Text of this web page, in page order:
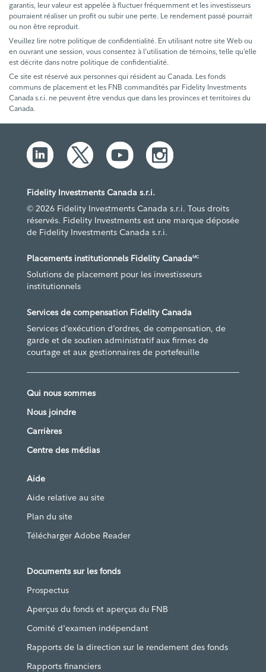
garantis, leur valeur est appelée à fluctuer fréquemment et les investisseurs
pourraient réaliser un profit ou subir une perte. Le rendement passé pourrait
ou non être reproduit.
Veuillez lire notre politique de confidentialité. En utilisant notre site Web ou
en ouvrant une session, vous consentez à l’utilisation de témoins, telle qu’elle
est décrite dans notre politique de confidentialité.
Ce site est réservé aux personnes qui résident au Canada. Les fonds
communs de placement et les FNB commandités par Fidelity Investments
Canada s.r.i. ne peuvent être vendus que dans les provinces et territoires du
Canada.
Fidelity Investments Canada s.r.i.
© 2026 Fidelity Investments Canada s.r.i. Tous droits
réservés. Fidelity Investments est une marque déposée
de Fidelity Investments Canada s.r.i.
Placements institutionnels Fidelity CanadaMC
Solutions de placement pour les investisseurs
institutionnels
Services de compensation Fidelity Canada
Services d’exécution d’ordres, de compensation, de
garde et de soutien administratif aux firmes de
courtage et aux gestionnaires de portefeuille
Qui nous sommes
Nous joindre
Carrières
Centre des médias
Aide
Aide relative au site
Plan du site
Télécharger Adobe Reader
Documents sur les fonds
Prospectus
Aperçus du fonds et aperçus du FNB
Comité d'examen indépendant
Rapports de la direction sur le rendement des fonds
Rapports financiers